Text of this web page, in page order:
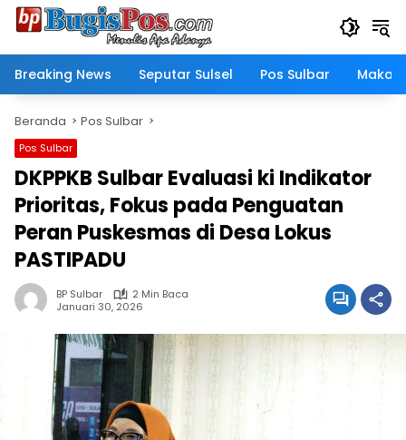
Langsung
Breaking News
Seputar Sulsel Pos Sulbar
Beranda Pos Sulbar
Pos Sulbar
DKPPKB Sulbar Evaluasi ki Indikator
Prioritas, Fokus pada Penguatan
Peran Puskesmas di Desa Lokus
PASTIPADU
BP Sulbar
2 Min Baca
Januari 30, 2026